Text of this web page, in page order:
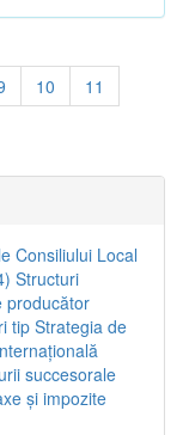
10
11
Consiliului Local
Structuri
producător
tipStrategia de
succesorale
şi impozite